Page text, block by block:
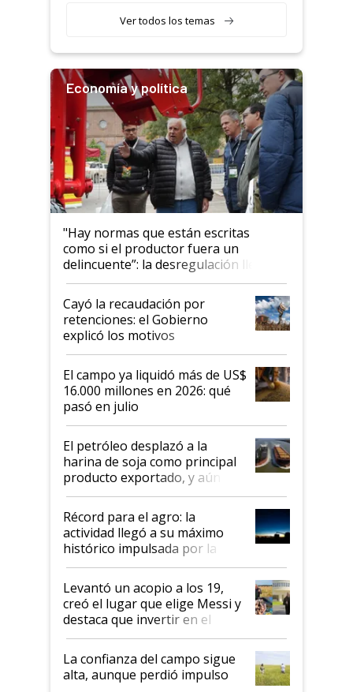
Ver todos los temas
Economía y política
"Hay normas que están escritas
como si el productor fuera un
delincuente”: la desregulación llegó
al Congreso Aapresid y hasta se
habló del financiamiento al IPCVA
Cayó la recaudación por
retenciones: el Gobierno
explicó los motivos
El campo ya liquidó más de US$
16.000 millones en 2026: qué
pasó en julio
El petróleo desplazó a la
harina de soja como principal
producto exportado, y aún así
el agro aportó casi seis de cada
diez dólares y sostuvo el
liderazgo en un semestre
récord
Récord para el agro: la
actividad llegó a su máximo
histórico impulsada por la
cosecha y las exportaciones
Levantó un acopio a los 19,
creó el lugar que elige Messi y
destaca que invertir en el
kirchnerismo era como "darle
plata a un hijo para droga":
Juan Félix Rossetti, el libertario
que de una dura crisis salió
La confianza del campo sigue
alta, aunque perdió impulso